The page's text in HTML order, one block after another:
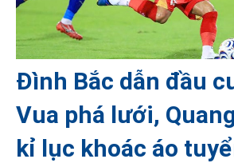
Đình Bắc dẫn đầu
Vua phá lưới,
kỉ lục khoác áo